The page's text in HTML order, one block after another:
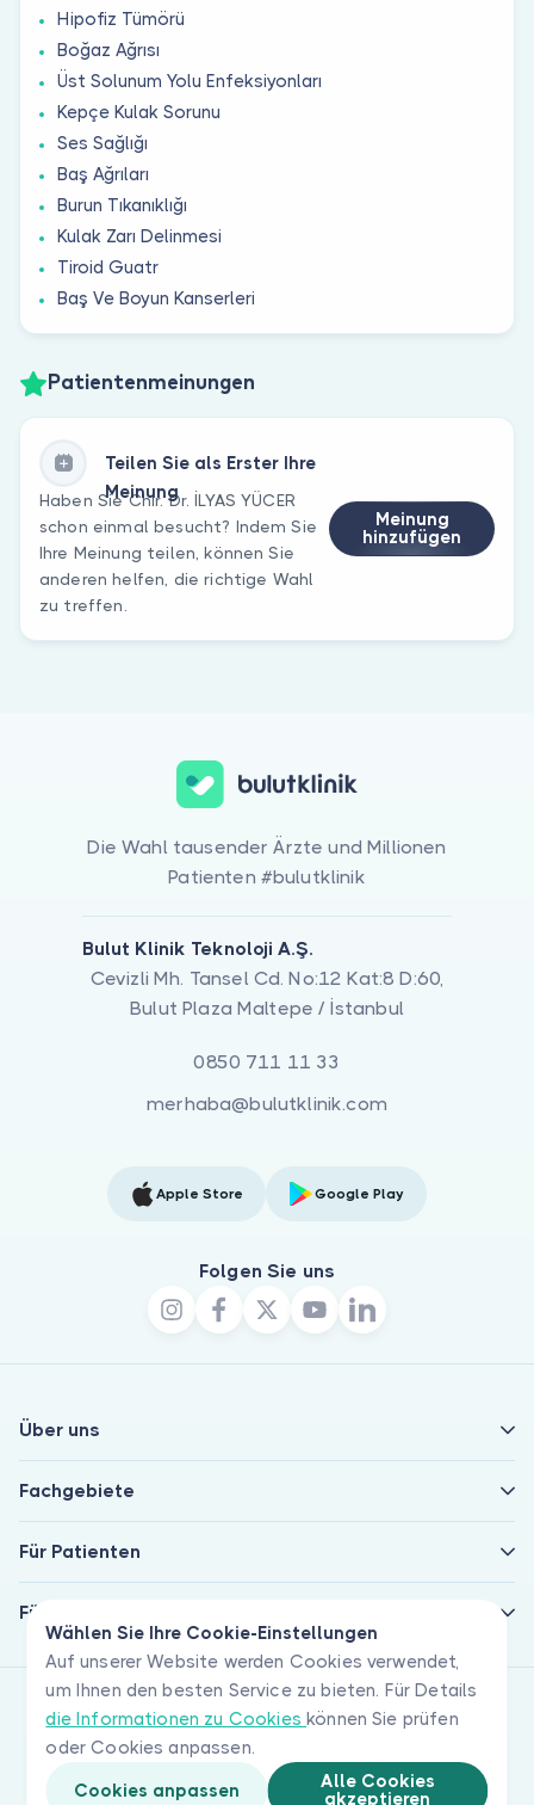
Hipofiz Tümörü
Boğaz Ağrısı
Üst Solunum Yolu Enfeksiyonları
Kepçe Kulak Sorunu
Ses Sağlığı
Baş Ağrıları
Burun Tıkanıklığı
Kulak Zarı Delinmesi
Tiroid Guatr
Baş Ve Boyun Kanserleri
Patientenmeinungen
Teilen Sie als Erster Ihre
Meinung
Haben Sie Chir. Dr. İLYAS YÜCER
schon einmal besucht? Indem Sie
Ihre Meinung teilen, können Sie
anderen helfen, die richtige Wahl
zu treffen.
Meinung
hinzufügen
Wählen Sie Ihre Cookie-Einstellungen
Auf unserer Website werden Cookies verwendet,
um Ihnen den besten Service zu bieten. Für Details
die Informationen zu Cookieskönnen Sie prüfen
oder Cookies anpassen.
Cookies anpassen
Alle Cookies
akzeptieren
Die Wahl tausender Ärzte und Millionen
Patienten #bulutklinik
Bulut Klinik Teknoloji A.Ş.
Cevizli Mh. Tansel Cd. No:12 Kat:8 D:60,
Bulut Plaza Maltepe / İstanbul
0850 711 11 33
merhaba@bulutklinik.com
Apple Store Google Play
Folgen Sie uns
Über uns
Fachgebiete
Für Patienten
Für Ärzte